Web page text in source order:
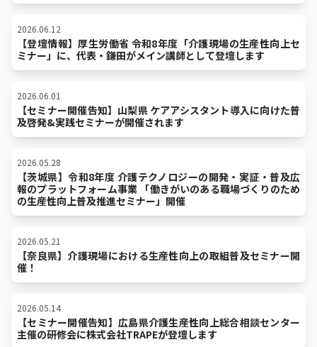
2026.06.12
【登壇情報】厚生労働省 令和8年度「介護現場の生産性向上セ
ミナー」に、代表・鎌田がメイン講師として登壇します
2026.06.01
【セミナー開催告知】山梨県 ケアアシスタント導入に向けた普
及啓発&実践セミナーが開催されます
2026.05.28
【茨城県】令和8年度 介護テクノロジーの開発・実証・普及広
報のプラットフォーム事業 「働きがいのある職場づくりのため
の生産性向上普及推進セミナー」開催
2026.05.21
【奈良県】介護現場における生産性向上の取組普及セミナー開
催！
2026.05.14
【セミナー開催告知】広島県介護生産性向上総合相談センター
主催の研修会に株式会社TRAPEが登壇します